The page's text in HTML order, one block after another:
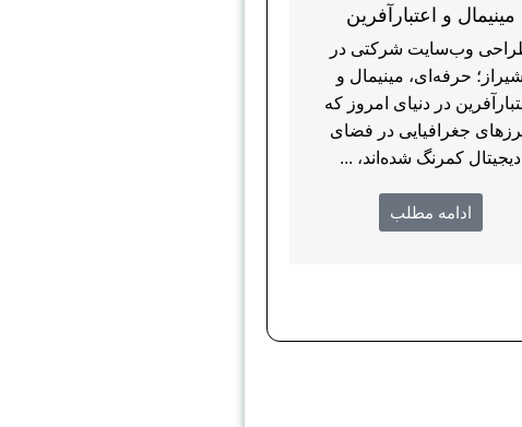
مینیمال و اعتبارآفرین
وب‌سایت شرکتی در
شیراز؛ حرفه‌ای، مینیمال و
در دنیای امروز که
جغرافیایی در فضای
دیجیتال کمرنگ شده‌اند، ...
ادامه مطلب